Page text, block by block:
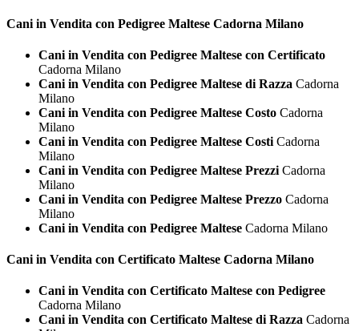
Cani in Vendita con Pedigree Maltese Cadorna Milano
Cani in Vendita con Pedigree Maltese con Certificato
Cadorna Milano
Cani in Vendita con Pedigree Maltese di Razza Cadorna
Milano
Cani in Vendita con Pedigree Maltese Costo Cadorna
Milano
Cani in Vendita con Pedigree Maltese Costi Cadorna
Milano
Cani in Vendita con Pedigree Maltese Prezzi Cadorna
Milano
Cani in Vendita con Pedigree Maltese Prezzo Cadorna
Milano
Cani in Vendita con Pedigree Maltese Cadorna Milano
Cani in Vendita con Certificato Maltese Cadorna Milano
Cani in Vendita con Certificato Maltese con Pedigree
Cadorna Milano
Cani in Vendita con Certificato Maltese di Razza Cadorna